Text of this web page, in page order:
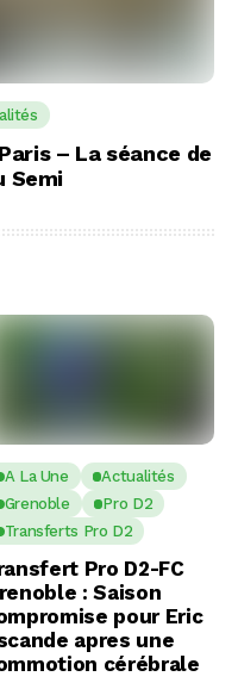
– La séance de
Semi
A La Une
Actualités
Grenoble
Pro D2
Transferts Pro D2
Pro D2-FC
: Saison
pour Eric
apres une
cérébrale